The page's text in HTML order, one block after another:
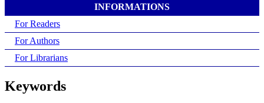
INFORMATIONS
For Readers
For Authors
For Librarians
Keywords